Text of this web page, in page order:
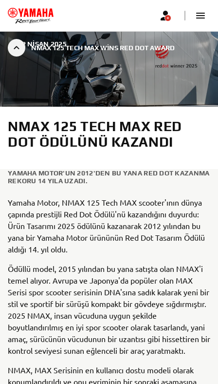
NMAX 125 TECH MAX WINS RED DOT AWARD
22 NISAN 2025
NMAX 125 TECH MAX RED
DOT ÖDÜLÜNÜ KAZANDI
YAMAHA MOTOR'UN 2012'DEN BU YANA RED DOT KAZANMA
REKORU 14 YILA UZADI.
Yamaha Motor, NMAX 125 Tech MAX scooter'ının dünya
çapında prestijli Red Dot Ödülü'nü kazandığını duyurdu:
Ürün Tasarımı 2025 ödülünü kazanarak 2012 yılından bu
yana bir Yamaha Motor ürününün Red Dot Tasarım Ödülü
aldığı 14. yıl oldu.
Ödüllü model, 2015 yılından bu yana satışta olan NMAX'i
temel alıyor. Avrupa ve Japonya'da popüler olan MAX
Serisi spor scooter serisinin DNA'sına sadık kalarak yeni bir
stil ve sportif bir sürüşü kompakt bir gövdeye sığdırmıştır.
2025 NMAX, insan vücuduna uygun şekilde
boyutlandırılmış en iyi spor scooter olarak tasarlandı, yani
amaç, sürücünün vücudunun bir uzantısı gibi hissettiren bir
kontrol seviyesi sunan eğlenceli bir araç yaratmaktı.
NMAX, MAX Serisinin en kullanıcı dostu modeli olarak
konumlandırıldı ve onu evriminin bir sonraki aşamasına